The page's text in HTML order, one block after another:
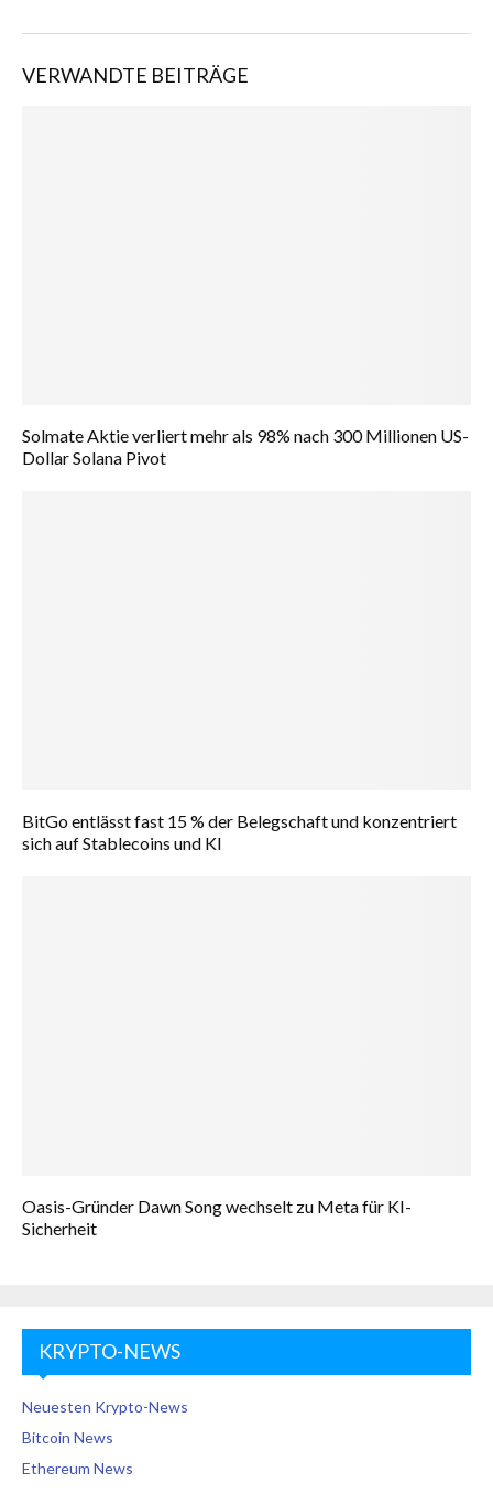
VERWANDTE BEITRÄGE
Solmate Aktie verliert mehr als 98% nach 300 Millionen US-
Dollar Solana Pivot
BitGo entlässt fast 15 % der Belegschaft und konzentriert
sich auf Stablecoins und KI
Oasis-Gründer Dawn Song wechselt zu Meta für KI-
Sicherheit
KRYPTO-NEWS
Neuesten Krypto-News
Bitcoin News
Ethereum News